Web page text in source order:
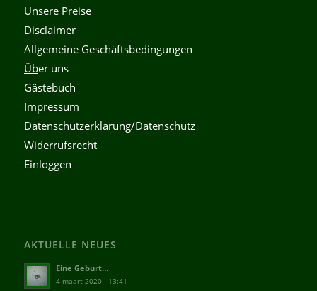
Unsere Preise
Disclaimer
Allgemeine Geschäftsbedingungen
Über uns
Gästebuch
Impressum
Datenschutzerklärung/Datenschutz
Widerrufsrecht
Einloggen
AKTUELLE NEUES
Eine Geburt…
4 maart 2020 - 13:41